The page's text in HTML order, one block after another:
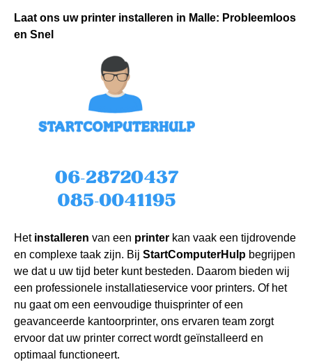
Laat ons uw printer installeren in Malle: Probleemloos
en Snel
Het installeren van een printer kan vaak een tijdrovende
en complexe taak zijn. Bij StartComputerHulp begrijpen
we dat u uw tijd beter kunt besteden. Daarom bieden wij
een professionele installatieservice voor printers. Of het
nu gaat om een eenvoudige thuisprinter of een
geavanceerde kantoorprinter, ons ervaren team zorgt
ervoor dat uw printer correct wordt geïnstalleerd en
optimaal functioneert.